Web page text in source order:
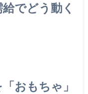
でどう動く
おもちゃ」